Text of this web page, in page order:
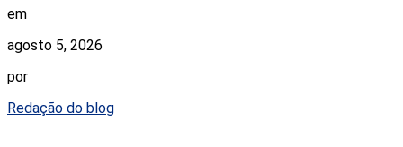
em
agosto 5, 2026
por
Redação do blog